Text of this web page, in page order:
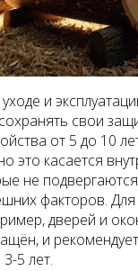
и
свои
от 5 до 10
это касается
не
факторов.
дверей и
и
5 лет.